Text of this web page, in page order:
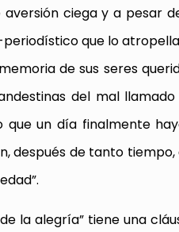
aversión ciega y a pesar
que lo
de sus seres
del mal
que un día finalmente
después de tanto
la alegría” tiene una